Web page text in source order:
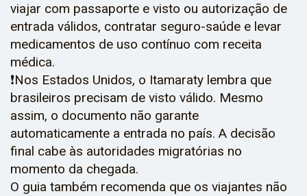
viajar com passaporte e visto ou autorização de
entrada válidos, contratar seguro-saúde e levar
medicamentos de uso contínuo com receita
médica.
❗Nos Estados Unidos, o Itamaraty lembra que
brasileiros precisam de visto válido. Mesmo
assim, o documento não garante
automaticamente a entrada no país. A decisão
final cabe às autoridades migratórias no
momento da chegada.
O guia também recomenda que os viajantes não